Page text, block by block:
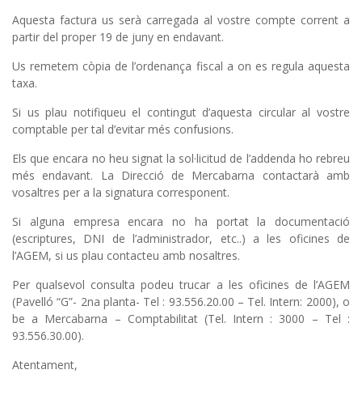
Aquesta factura us serà carregada al vostre compte corrent a
partir del proper 19 de juny en endavant.
Us remetem còpia de l’ordenança fiscal a on es regula aquesta
taxa.
Si us plau notifiqueu el contingut d’aquesta circular al vostre
comptable per tal d’evitar més confusions.
Els que encara no heu signat la sol·licitud de l’addenda ho rebreu
més endavant. La Direcció de Mercabarna contactarà amb
vosaltres per a la signatura corresponent.
Si alguna empresa encara no ha portat la documentació
(escriptures, DNI de l’administrador, etc..) a les oficines de
l’AGEM, si us plau contacteu amb nosaltres.
Per qualsevol consulta podeu trucar a les oficines de l’AGEM
(Pavelló “G”- 2na planta- Tel : 93.556.20.00 – Tel. Intern: 2000), o
be a Mercabarna – Comptabilitat (Tel. Intern : 3000 – Tel :
93.556.30.00).
Atentament,